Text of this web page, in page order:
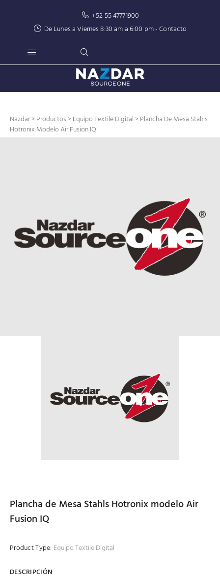
+52 55 47771900
De Lunes a Viernes 8:30 am a 6:00 pm -Contacto
Nazdar>Productos>Equipo Textile Digital> Plancha De Mesa Stahls
Hotronix Modelo Air Fusion IQ
Plancha de Mesa Stahls Hotronix modelo Air
Fusion IQ
Product Type: Equipo Textile Digital
DESCRIPCIÓN